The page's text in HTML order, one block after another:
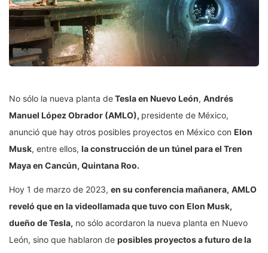
No sólo la nueva planta deTesla en Nuevo León, Andrés
Manuel López Obrador (AMLO), presidente de México,
anunció que hay otros posibles proyectos en México con Elon
Musk, entre ellos, la construcción de un túnel para el Tren
Maya en Cancún, Quintana Roo.
Hoy 1 de marzo de 2023, en su conferencia mañanera, AMLO
reveló que en la videollamada que tuvo con Elon Musk,
dueño de Tesla, no sólo acordaron la nueva planta en Nuevo
León, sino que hablaron de posibles proyectos a futuro de la